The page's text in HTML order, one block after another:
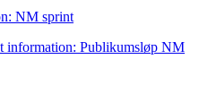
NM sprint
information: Publikumsløp NM